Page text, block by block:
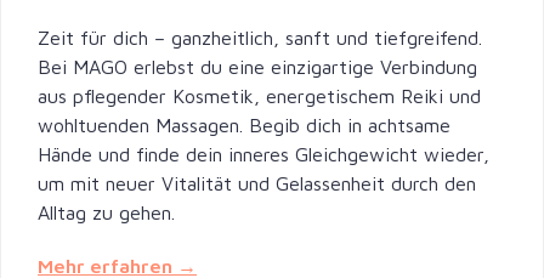
Zeit für dich – ganzheitlich, sanft und tiefgreifend.
Bei MAGO erlebst du eine einzigartige Verbindung
aus pflegender Kosmetik, energetischem Reiki und
wohltuenden Massagen. Begib dich in achtsame
Hände und finde dein inneres Gleichgewicht wieder,
um mit neuer Vitalität und Gelassenheit durch den
Alltag zu gehen.
Mehr erfahren →